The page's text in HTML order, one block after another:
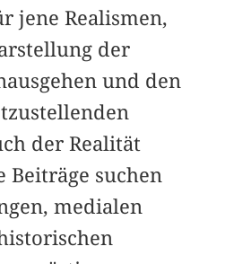
jene Realismen,
der
und den
der Realität
suchen
me­dialen